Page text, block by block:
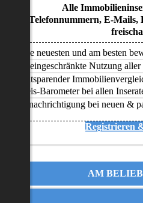
Alle
Alle Telefonnummern, E-
Alle neuesten und am besten
Uneingeschränkte Nutzung
Zeitsparender
Preis-Barometer bei allen
Benachrichtigung bei neuen &
Registrieren
AM